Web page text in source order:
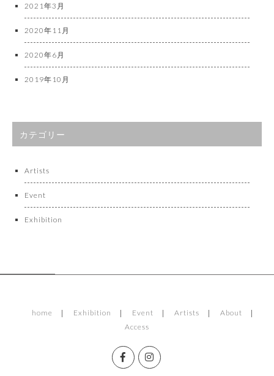
2021年3月
2020年11月
2020年6月
2019年10月
カテゴリー
Artists
Event
Exhibition
home Exhibition Event Artists
About
Access